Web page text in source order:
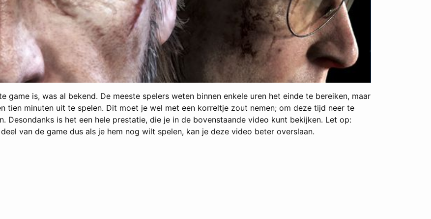
game is, was al bekend. De meeste spelers weten binnen enkele uren het einde te bereiken, maar
tien minuten uit te spelen. Dit moet je wel met een korreltje zout nemen; om deze tijd neer te
Desondanks is het een hele prestatie, die je in de bovenstaande video kunt bekijken. Let op:
van de game dus als je hem nog wilt spelen, kan je deze video beter overslaan.